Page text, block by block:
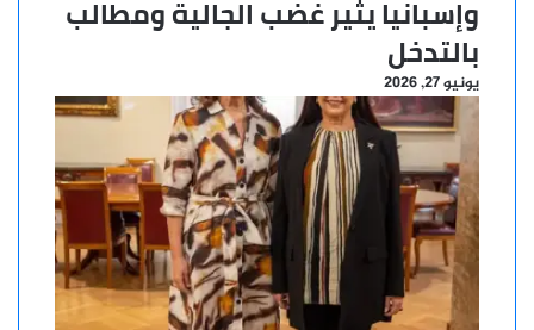
وإسبانيا يثير غضب الجالية ومطالب
بالتدخل
يونيو 27, 2026